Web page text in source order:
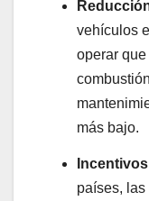
vehículos
operar
más bajo.
países,